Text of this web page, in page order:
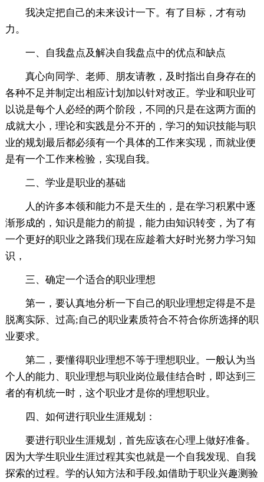
我决定把自己的未来设计一下。有了目标，才有动
力。
一、自我盘点及解决自我盘点中的优点和缺点
真心向同学、老师、朋友请教，及时指出自身存在的
各种不足并制定出相应计划加以针对改正。学业和职业可
以说是每个人必经的两个阶段，不同的只是在这两方面的
成就大小，理论和实践是分不开的，学习的知识技能与职
业的规划最后都必须有一个具体的工作来实现，而就业便
是有一个工作来检验，实现自我。
二、学业是职业的基础
人的许多本领和能力不是天生的，是在学习积累中逐
渐形成的，知识是能力的前提，能力由知识转变，为了有
一个更好的职业之路我们现在应趁着大好时光努力学习知
识，
三、确定一个适合的职业理想
第一，要认真地分析一下自己的职业理想定得是不是
脱离实际、过高;自己的职业素质符合不符合你所选择的职
业要求。
第二，要懂得职业理想不等于理想职业。一般认为当
个人的能力、职业理想与职业岗位最佳结合时，即达到三
者的有机统一时，这个职业才是你的理想职业。
四、如何进行职业生涯规划：
要进行职业生涯规划，首先应该在心理上做好准备。
因为大学生职业生涯过程其实也就是一个自我发现、自我
探索的过程。学的认知方法和手段,如借助于职业兴趣测验